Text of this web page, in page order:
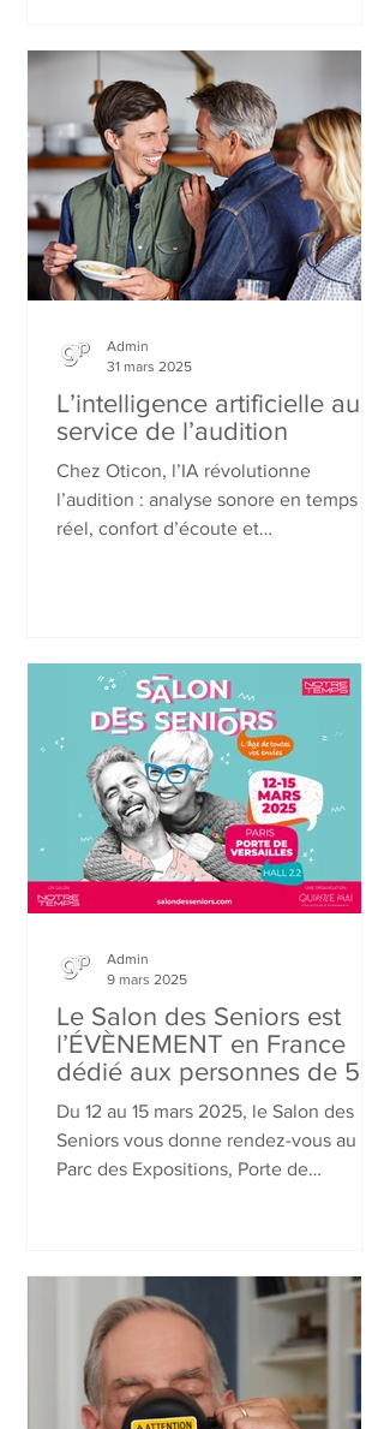
L’intelligence artificielle au
service de l’audition
Chez Oticon, l’IA révolutionne
l’audition : analyse sonore en temps
réel, confort d’écoute et
Admin
31 mars 2025
Le Salon des Seniors est
l’ÉVÈNEMENT en France
dédié aux personnes de 55
ans et plus.
Du 12 au 15 mars 2025, le Salon des
Seniors vous donne rendez-vous au
Parc des Expositions, Porte de
Admin
9 mars 2025